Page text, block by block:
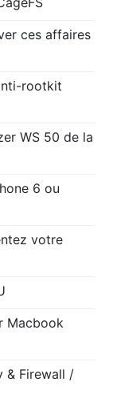
ces affaires
rootkit
WS 50 de la
6 ou
votre
Macbook
& Firewall /